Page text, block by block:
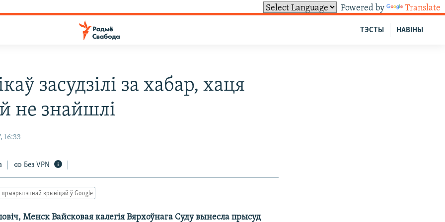
Powered by Translate
НАВІНЫ
ТЭСТЫ
засудзілі за хабар, хаця
не знайшлі
16:33
Без VPN
прыярытэтнай крыніцай ў Google
Менск Вайсковая калегія Вярхоўнага Суду вынесла прысуд